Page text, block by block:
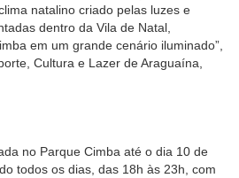
natalino criado pelas luzes e
dentro da Vila de Natal,
em um grande cenário iluminado”,
Cultura e Lazer de Araguaína,
no Parque Cimba até o dia 10 de
todos os dias, das 18h às 23h, com